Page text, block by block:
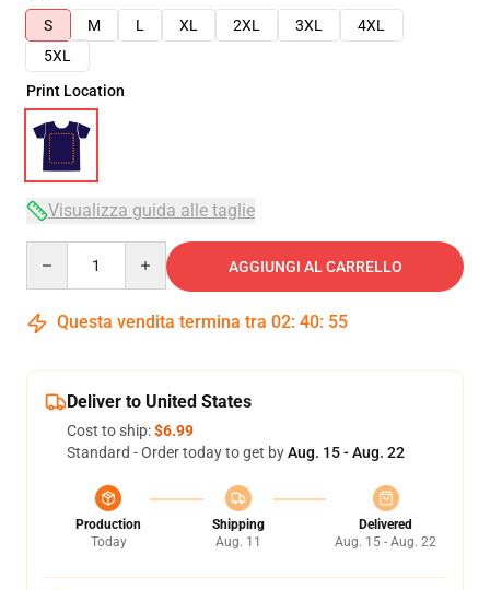
S
M L XL 2XL 3XL
4XL
5XL
Print Location
Visualizza guida alle taglie
AGGIUNGI AL CARRELLO
Questa vendita termina tra 02: 40: 54
Deliver to United States
Cost to ship:$6.99
Standard - Order today to get byAug. 15 - Aug. 22
Production
Today
Shipping
Aug. 11
Delivered
Aug. 15 - Aug. 22